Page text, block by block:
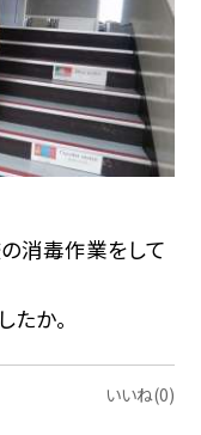
消毒作業をして
か。
いいね(0)